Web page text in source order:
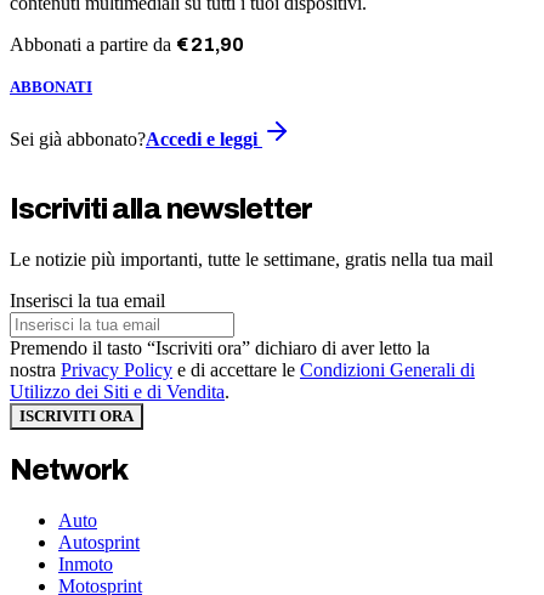
Abbonati a partire da €21,90
ABBONATI
Sei già abbonato?Accedi e leggi
Iscriviti alla newsletter
Le notizie più importanti, tutte le settimane, gratis nella tua mail
Inserisci la tua email
Premendo il tasto “Iscriviti ora” dichiaro di aver letto la
nostra Privacy Policy e di accettare le Condizioni Generali di
Utilizzo dei Siti e di Vendita.
ISCRIVITI ORA
Network
Auto
Autosprint
Inmoto
Motosprint